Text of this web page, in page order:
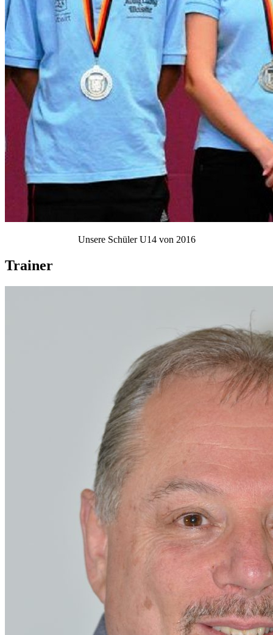
Unsere Schüler U14 von 2016
Trainer